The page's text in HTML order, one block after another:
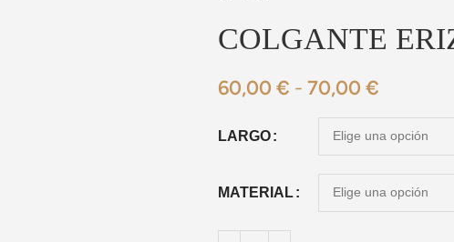
COLGANTE
60,00 € - 70,00 €
LARGO
MATERIAL